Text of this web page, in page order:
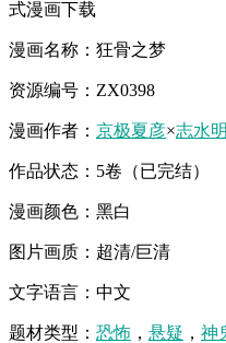
漫画名称：狂骨之梦
资源编号：ZX0398
漫画作者： 京极夏彦×志水明
作品状态：5卷（已完结）
漫画颜色：黑白
图片画质：超清/巨清
文字语言：中文
题材类型： 恐怖 ， 悬疑 ， 神